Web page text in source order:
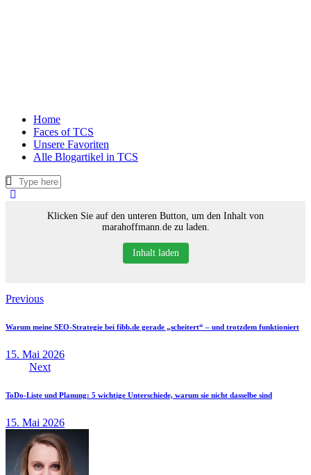
Home
Faces of TCS
Unsere Favoriten
Alle Blogartikel in TCS
Klicken Sie auf den unteren Button, um den Inhalt von
marahoffmann.de zu laden.
Inhalt laden
Beitragsnavigation
Previous
Warum meine SEO-Strategie bei fibb.de gerade „scheitert“ – und trotzdem funktioniert
15. Mai 2026
Next
ToDo-Liste und Planung: 5 wichtige Unterschiede, warum sie nicht dasselbe sind
15. Mai 2026